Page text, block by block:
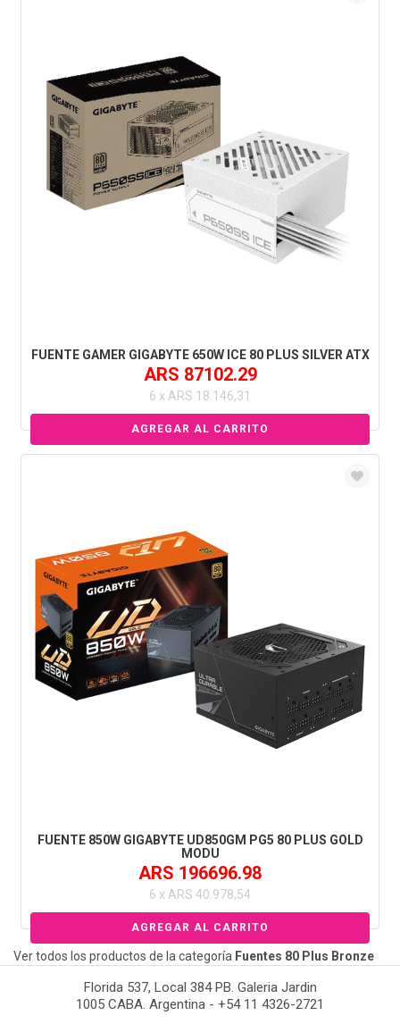
FUENTE GAMER GIGABYTE 650W ICE 80 PLUS SILVER ATX
ARS 87102.29
6 x ARS 18.146,31
FUENTE 850W GIGABYTE UD850GM PG5 80 PLUS GOLD
MODU
ARS 196696.98
6 x ARS 40.978,54
Ver todos los productos de la categoría Fuentes 80 Plus Bronze
Florida 537, Local 384 PB. Galeria Jardin
1005 CABA. Argentina - +54 11 4326-2721